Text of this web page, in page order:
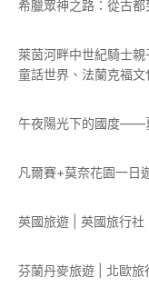
希臘眾神之路：從古
萊茵河畔中世紀騎士
童話世界、法蘭克福文
午夜陽光下的國度——
凡爾賽+莫奈花園一日
英國旅遊 | 英國旅行社
芬蘭丹麥旅遊 | 北歐